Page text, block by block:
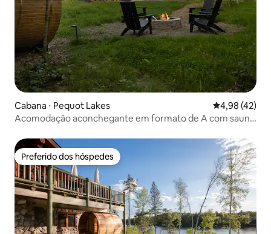
Cabana ⋅ Pequot Lakes 4,98 de uma
4,98 (42)
Acomodação aconchegante em formato de A com sauna
Preferido dos hóspedes
Preferido dos hóspedes